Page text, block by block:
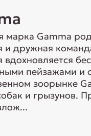
марка Gamma
и дружная
вдохновляется
пейзажами и
зоорынке
и грызунов.